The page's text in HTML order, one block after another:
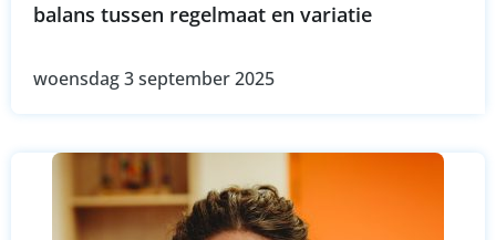
balans tussen regelmaat en variatie
woensdag 3 september 2025